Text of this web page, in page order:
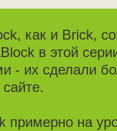
как и Brick,
в этой
- их сделали
примерно на